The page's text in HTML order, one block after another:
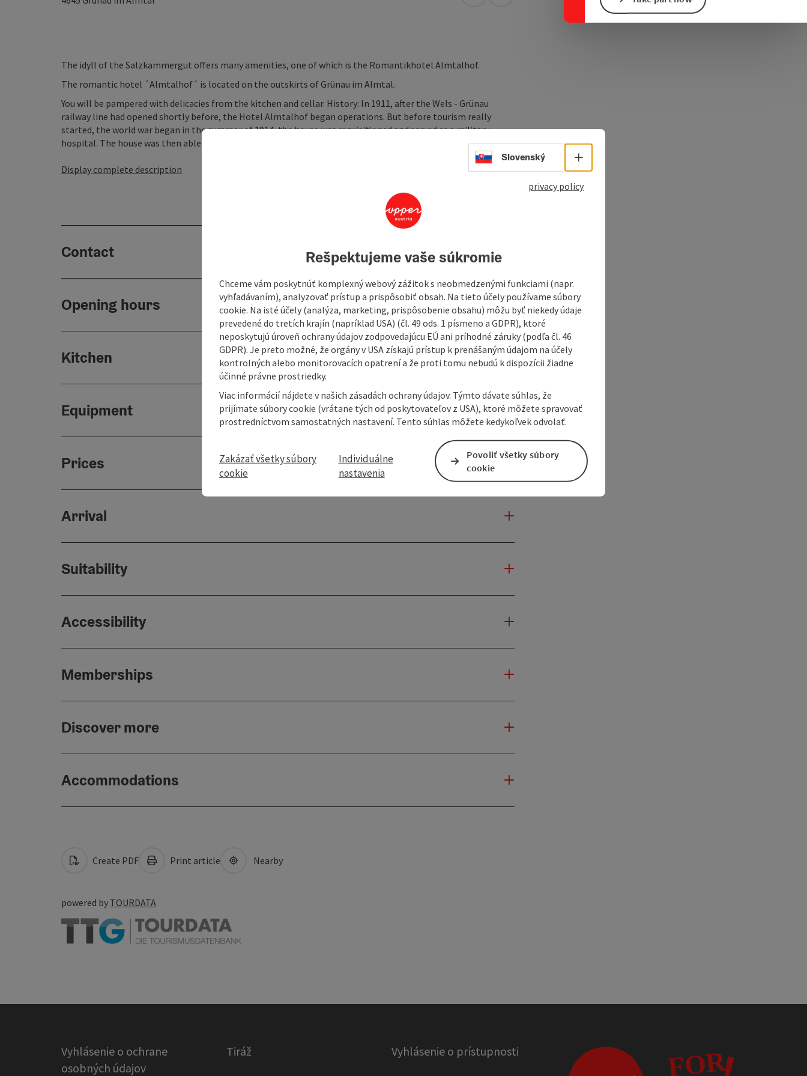
The idyll of the Salzkammergut offers many amenities, one of which is the Romantikhotel Almtalhof.
The romantic hotel ´Almtalhof´ is located on the outskirts of Grünau im Almtal.
You will be pampered with delicacies from the kitchen and cellar. History: In 1911, after the Wels - Grünau
railway line had opened shortly before, the Hotel Almtalhof began operations. But before tourism really
started, the world war began in the summer of 1914, the house was requisitioned and served as a military
hospital. The house was then able to fulfill its function as a hotel-restaurant for barely two decades, ...
Display complete description
Contact
Opening hours
Kitchen
Equipment
Prices
Arrival
Suitability
Accessibility
Memberships
Discover more
Accommodations
Create PDF Print article Nearby
powered by TOURDATA
Vyhlásenie o ochrane
osobných údajov
Tiráž Vyhlásenie o prístupnosti
Select language - Open menu
Slovenský
privacy policy
Rešpektujeme vaše súkromie
Chceme vám poskytnúť komplexný webový zážitok s neobmedzenými funkciami (napr.
vyhľadávaním), analyzovať prístup a prispôsobiť obsah. Na tieto účely používame súbory
cookie. Na isté účely (analýza, marketing, prispôsobenie obsahu) môžu byť niekedy údaje
prevedené do tretích krajín (napríklad USA) (čl. 49 ods. 1 písmeno a GDPR), ktoré
neposkytujú úroveň ochrany údajov zodpovedajúcu EÚ ani príhodné záruky (podľa čl. 46
GDPR). Je preto možné, že orgány v USA získajú prístup k prenášaným údajom na účely
kontrolných alebo monitorovacích opatrení a že proti tomu nebudú k dispozícii žiadne
účinné právne prostriedky.
Viac informácií nájdete v našich zásadách ochrany údajov. Týmto dávate súhlas, že
prijímate súbory cookie (vrátane tých od poskytovateľov z USA), ktoré môžete spravovať
prostredníctvom samostatných nastavení. Tento súhlas môžete kedykoľvek odvolať.
Zakázať všetky súbory
cookie
Individuálne
nastavenia
Povoliť všetky súbory
cookie